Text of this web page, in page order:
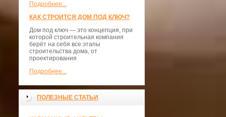
Подробнее...
КАК СТРОИТСЯ ДОМ ПОД КЛЮЧ?
Дом под ключ — это концепция, при
которой строительная компания
берёт на себя все этапы
строительства дома, от
проектирования
Подробнее...
ПОЛЕЗНЫЕ СТАТЬИ